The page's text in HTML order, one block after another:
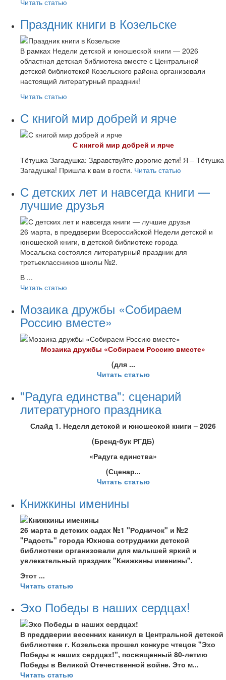
Праздник книги в Козельске
В рамках Недели детской и юношеской книги — 2026
областная детская библиотека вместе с Центральной
детской библиотекой Козельского района организовали
настоящий литературный праздник!
Читать статью
С книгой мир добрей и ярче
С книгой мир добрей и ярче
Тётушка Загадушка: Здравствуйте дорогие дети! Я – Тётушка
Загадушка! Пришла к вам в гости. Читать статью
С детских лет и навсегда книги —
лучшие друзья
26 марта, в преддверии Всероссийской Недели детской и
юношеской книги, в детской библиотеке города
Мосальска состоялся литературный праздник для
третьеклассников школы №2.
В ...
Читать статью
Мозаика дружбы «Собираем
Россию вместе»
Мозаика дружбы «Собираем Россию вместе»
(для ...
Читать статью
"Радуга единства": сценарий
литературного праздника
Слайд 1. Неделя детской и юношеской книги – 2026
(Бренд-бук РГДБ)
«Радуга единства»
(Сценар...
Читать статью
Книжкины именины
26 марта в детских садах №1 "Родничок" и №2
"Радость" города Юхнова сотрудники детской
библиотеки организовали для малышей яркий и
увлекательный праздник "Книжкины именины".
Этот ...
Читать статью
Эхо Победы в наших сердцах!
В преддверии весенних каникул в Центральной детской
библиотеке г. Козельска прошел конкурс чтецов "Эхо
Победы в наших сердцах!", посвященный 80-летию
Победы в Великой Отечественной войне. Это м...
Читать статью